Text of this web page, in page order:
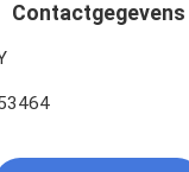
Contactgegevens